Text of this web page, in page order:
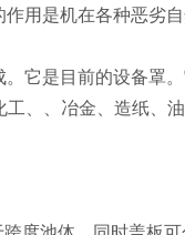
用是机在各种恶劣
它是目前的设备罩
、、冶金、造纸、油